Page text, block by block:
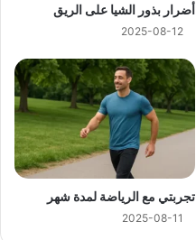
أضرار بذور الشيا على الريق
2025-08-12
تجربتي مع الرياضة لمدة شهر
2025-08-11